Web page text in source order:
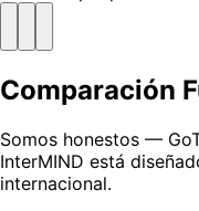
Comparación
Somos honestos —
InterMIND está
internacional.